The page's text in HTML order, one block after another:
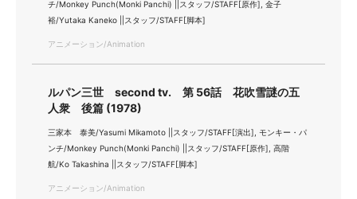
チ/Monkey Punch(Monki Panchi) ||スタッフ/STAFF[原作], 金子
裕/Yutaka Kaneko ||スタッフ/STAFF[脚本]
アニメーション/Animation
ルパン三世 second tv. 第 56話 花吹雪謎の五
人衆 後篇 (1978)
三家本 泰美/Yasumi Mikamoto ||スタッフ/STAFF[演出], モンキー・パ
ンチ/Monkey Punch(Monki Panchi) ||スタッフ/STAFF[原作], 高階
航/Ko Takashina ||スタッフ/STAFF[脚本]
アニメーション/Animation